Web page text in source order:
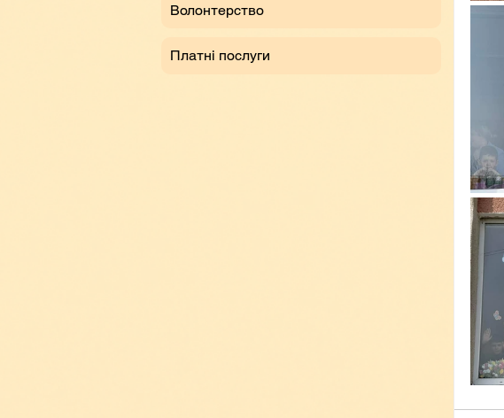
Волонтерство
Платні послуги